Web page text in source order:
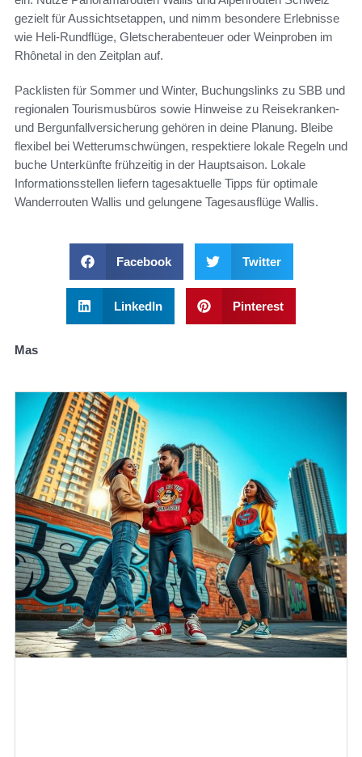
gezielt für Aussichtsetappen, und nimm besondere Erlebnisse
wie Heli-Rundflüge, Gletscherabenteuer oder Weinproben im
Rhônetal in den Zeitplan auf.
Packlisten für Sommer und Winter, Buchungslinks zu SBB und
regionalen Tourismusbüros sowie Hinweise zu Reisekranken-
und Bergunfallversicherung gehören in deine Planung. Bleibe
flexibel bei Wetterumschwüngen, respektiere lokale Regeln und
buche Unterkünfte frühzeitig in der Hauptsaison. Lokale
Informationsstellen liefern tagesaktuelle Tipps für optimale
Wanderrouten Wallis und gelungene Tagesausflüge Wallis.
Facebook Twitter
LinkedIn Pinterest
Mas